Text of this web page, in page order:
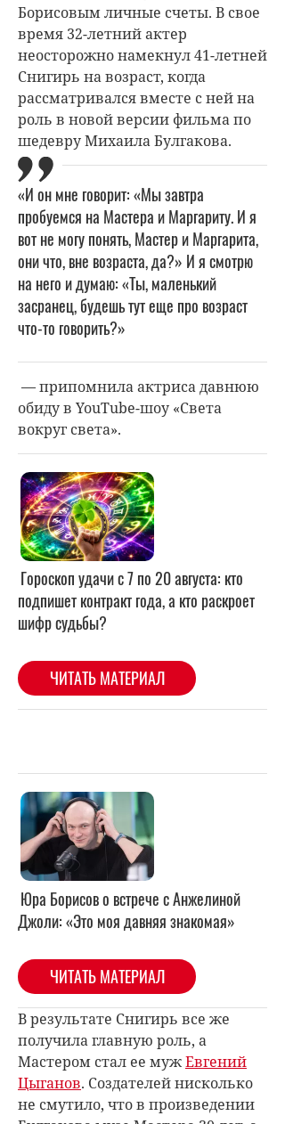
Борисовым личные счеты. В свое
время 32-летний актер
неосторожно намекнул 41-летней
Снигирь на возраст, когда
рассматривался вместе с ней на
роль в новой версии фильма по
шедевру Михаила Булгакова.
«И он мне говорит:«Мызавтра
пробуемся на Мастера и Маргариту. И я
вот не могу понять, Мастер и Маргарита,
они что, вне возраста, да?» И я смотрю
на него и думаю:«Ты, маленький
засранец, будешь тут еще про возраст
что-то говорить?»
— припомнила актриса давнюю
обиду в YouTube-шоу «Света
вокруг света».
Юра Борисов о встрече с Анжелиной
Джоли: «Это моя давняя знакомая»
ЧИТАТЬ МАТЕРИАЛ
В результате Снигирь все же
получила главную роль, а
Мастером стал ее мужЕвгений
Цыганов. Создателей нисколько
не смутило, что в произведении